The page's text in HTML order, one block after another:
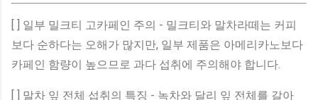
[ ] 일부 밀크티 고카페인 주의 - 밀크티와 말차라떼는 커피
보다 순하다는 오해가 많지만, 일부 제품은 아메리카노보다
카페인 함량이 높으므로 과다 섭취에 주의해야 합니다.
[ ] 말차 잎 전체 섭취의 특징 - 녹차와 달리 잎 전체를 갈아